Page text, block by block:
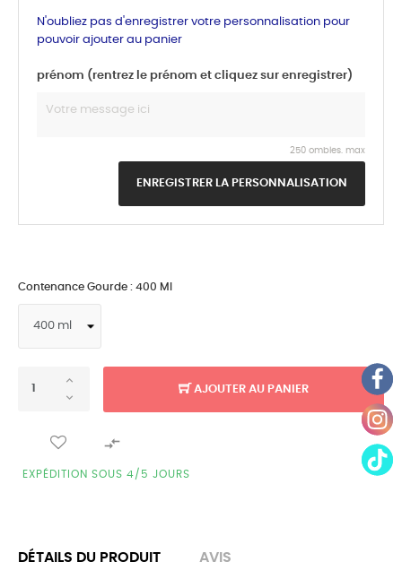
N'oubliez pas d'enregistrer votre personnalisation pour
pouvoir ajouter au panier
prénom (rentrez le prénom et cliquez sur enregistrer)
250 ombles. max
ENREGISTRER LA PERSONNALISATION
Contenance Gourde : 400 Ml
AJOUTER AU PANIER

EXPÉDITION SOUS 4/5 JOURS
DÉTAILS DU PRODUIT AVIS